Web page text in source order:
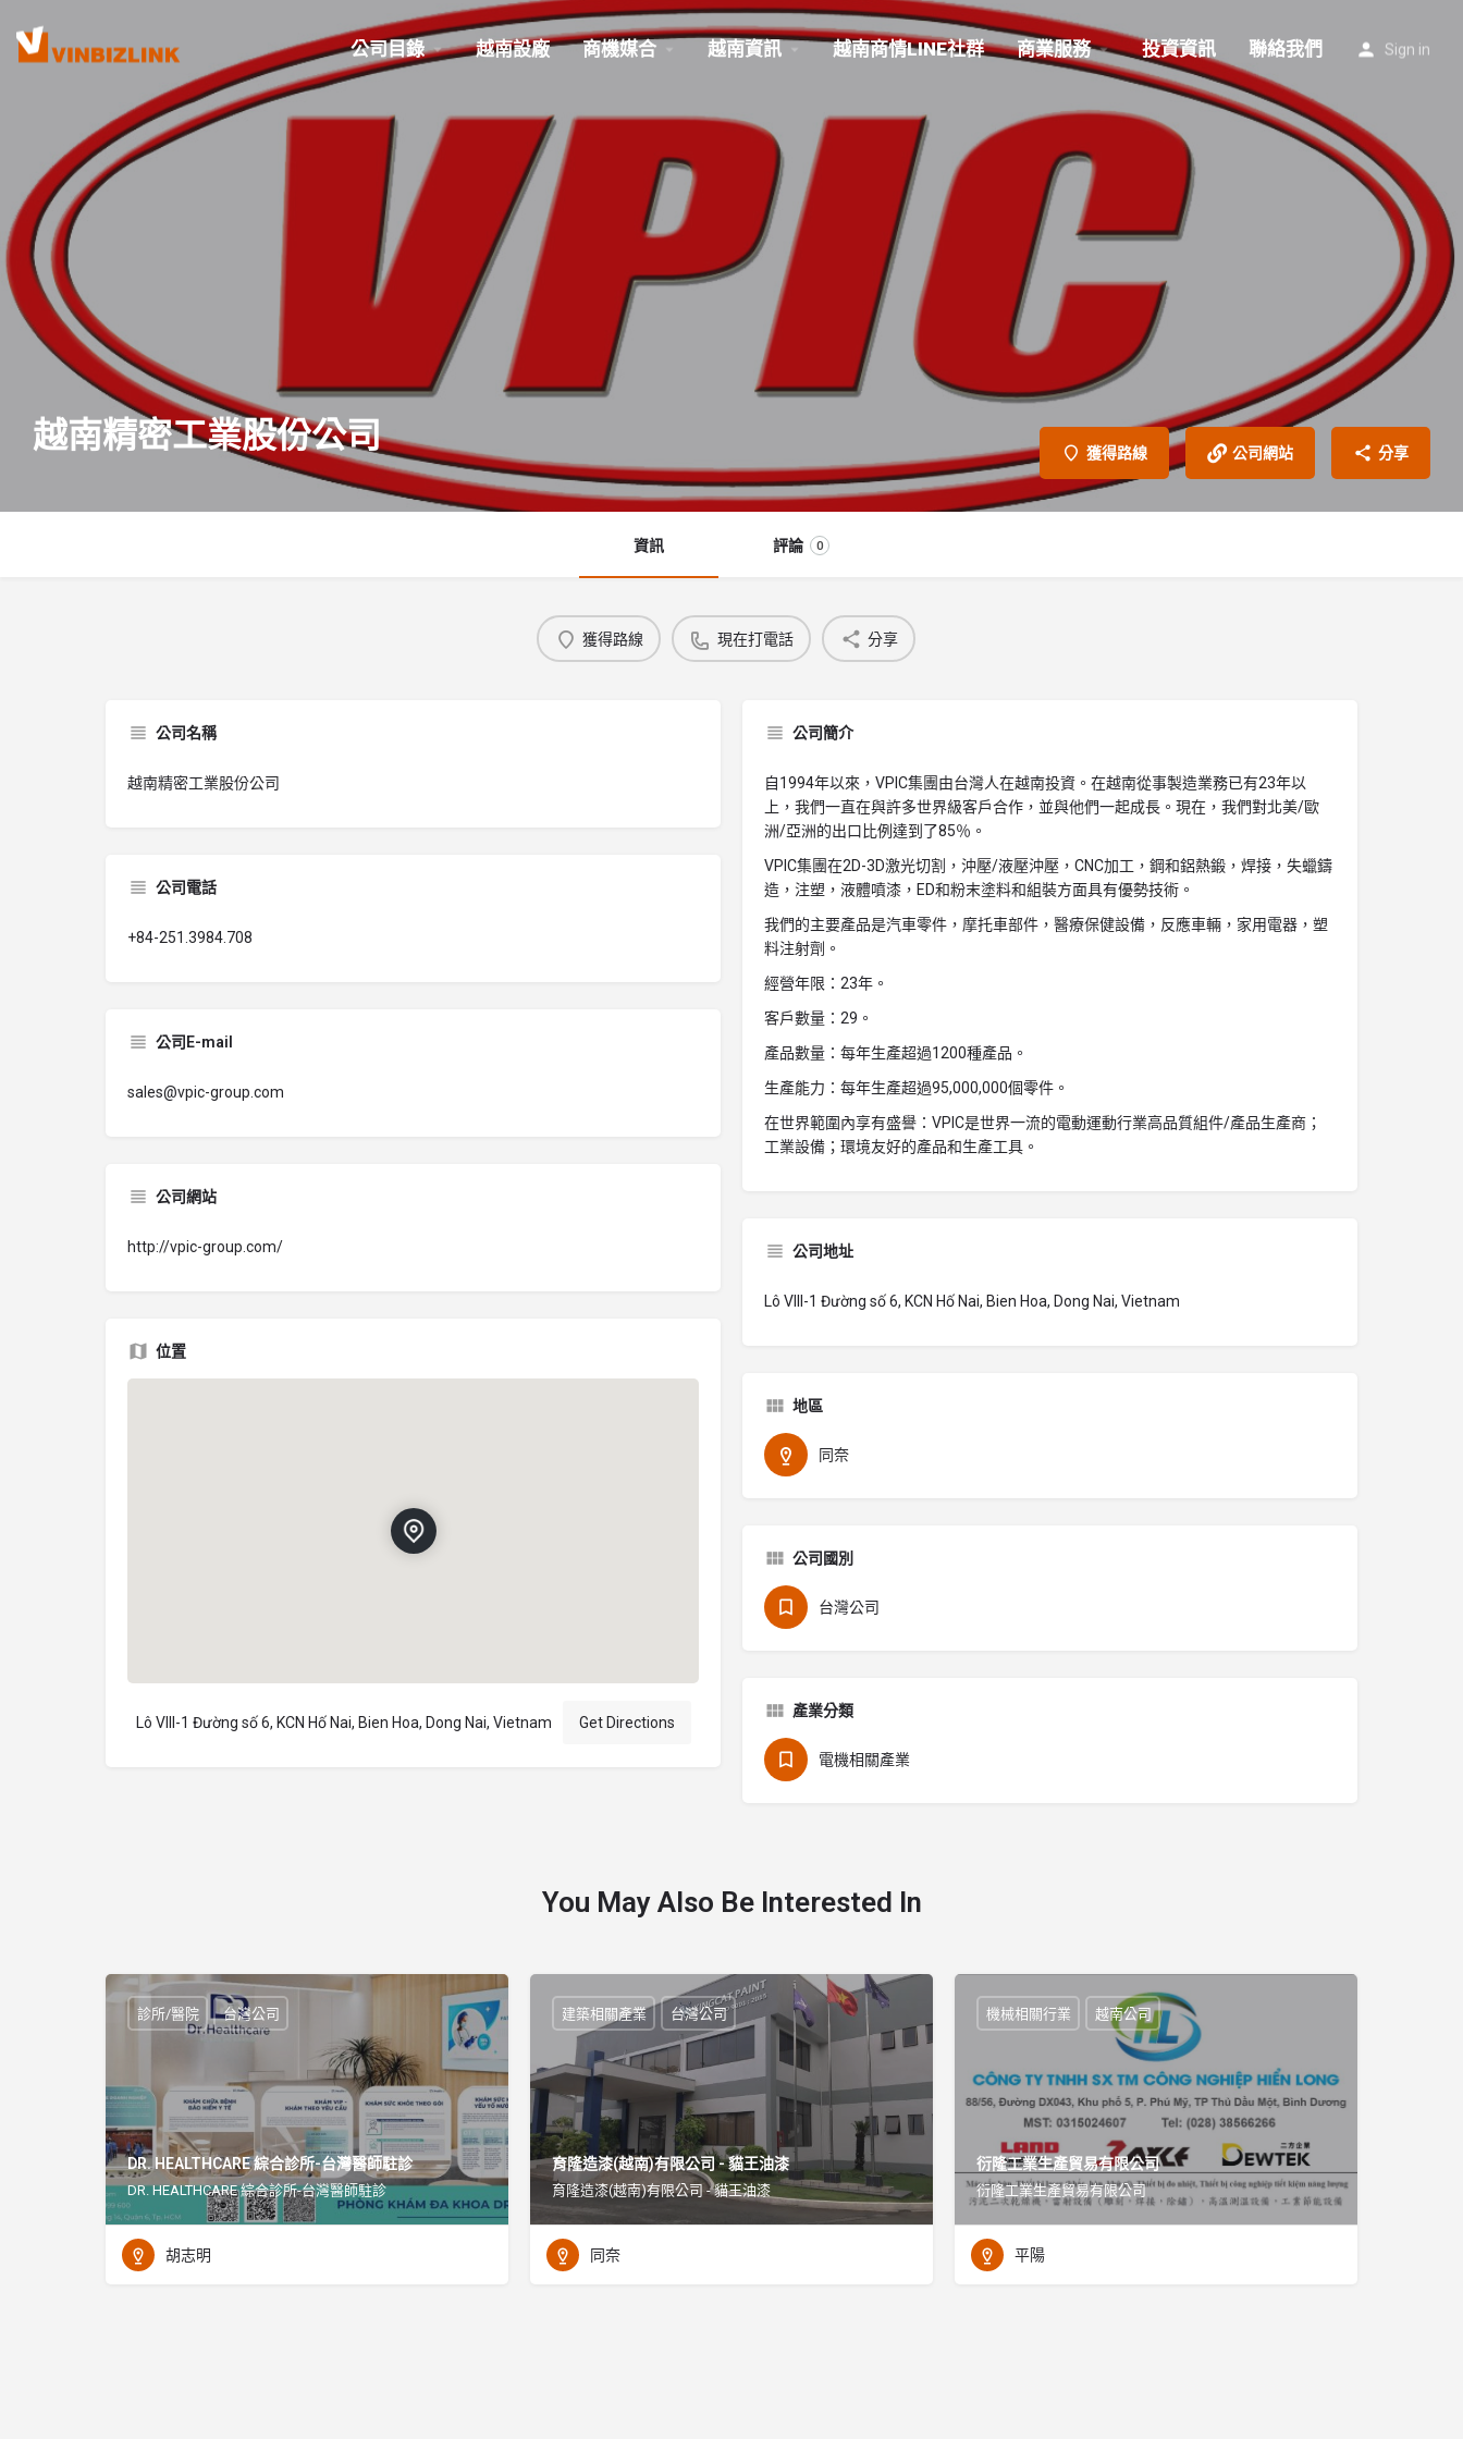
公司目錄 越南設廠 商機媒合 越南資訊 越南商情LINE社群 商業服務 投資資訊 聯絡我們 Sign in
越南精密工業股份公司 獲得路線 公司網站 分享
資訊 評論 0
獲得路線 現在打電話 分享
公司名稱
越南精密工業股份公司
公司簡介
自1994年以來，VPIC集團由台灣人在越南投資。在越南從事製造業務已有23年以
上，我們一直在與許多世界級客戶合作，並與他們一起成長。現在，我們對北美/歐
洲/亞洲的出口比例達到了85％。
VPIC集團在2D-3D激光切割，沖壓/液壓沖壓，CNC加工，鋼和鋁熱鍛，焊接，失蠟鑄
造，注塑，液體噴漆，ED和粉末塗料和組裝方面具有優勢技術。
我們的主要產品是汽車零件，摩托車部件，醫療保健設備，反應車輛，家用電器，塑
料注射劑。
經營年限：23年。
客戶數量：29。
產品數量：每年生產超過1200種產品。
生產能力：每年生產超過95,000,000個零件。
在世界範圍內享有盛譽：VPIC是世界一流的電動運動行業高品質組件/產品生產商；
工業設備；環境友好的產品和生產工具。
公司電話
+84-251.3984.708
公司E-mail
sales@vpic-group.com
公司網站
http://vpic-group.com/ 公司地址
Lô VIII-1 Đường số 6, KCN Hố Nai, Bien Hoa, Dong Nai, Vietnam
位置
Lô VIII-1 Đường số 6, KCN Hố Nai, Bien Hoa, Dong Nai, Vietnam Get Directions
地區
同奈
公司國別
台灣公司
產業分類
電機相關產業
You May Also Be Interested In
DR. HEALTHCARE 綜合診所-台灣醫師駐診
DR. HEALTHCARE 綜合診所-台灣醫師駐診
診所/醫院 台灣公司
胡志明
育隆造漆(越南)有限公司 - 貓王油漆
育隆造漆(越南)有限公司 - 貓王油漆
建築相關產業 台灣公司
同奈
衍隆工業生產貿易有限公司
衍隆工業生產貿易有限公司
機械相關行業 越南公司
平陽